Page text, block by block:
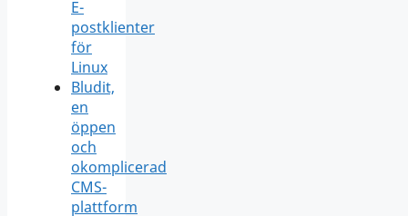
E-
postklienter
för
Linux
Bludit,
en
öppen
och
okomplicerad
CMS-
plattform